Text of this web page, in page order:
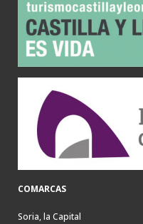
COMARCAS
Soria, la Capital